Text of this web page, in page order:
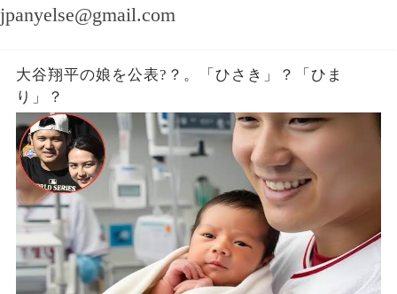
jpanyelse@gmail.com
大谷翔平の娘を公表?？。「ひさき」？「ひま
り」？